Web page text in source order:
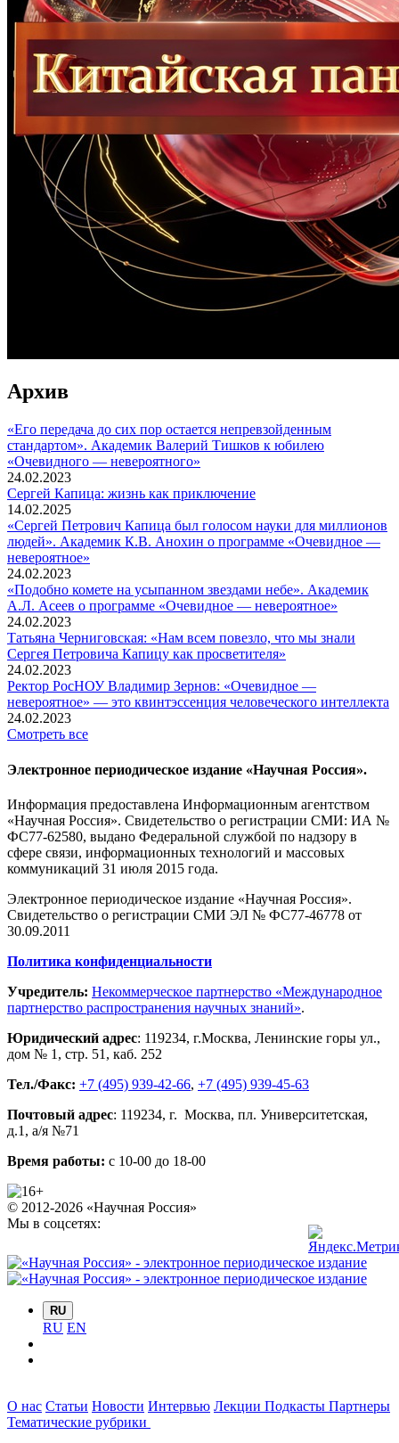
Архив
«Его передача до сих пор остается непревзойденным
стандартом». Академик Валерий Тишков к юбилею
«Очевидного — невероятного»
24.02.2023
Сергей Капица: жизнь как приключение
14.02.2025
«Сергей Петрович Капица был голосом науки для миллионов
людей». Академик К.В. Анохин о программе «Очевидное —
невероятное»
24.02.2023
«Подобно комете на усыпанном звездами небе». Академик
А.Л. Асеев о программе «Очевидное — невероятное»
24.02.2023
Татьяна Черниговская: «Нам всем повезло, что мы знали
Сергея Петровича Капицу как просветителя»
24.02.2023
Ректор РосНОУ Владимир Зернов: «Очевидное —
невероятное» — это квинтэссенция человеческого интеллекта
24.02.2023
Смотреть все
Электронное периодическое издание «Научная Россия».
Информация предоставлена Информационным агентством
«Научная Россия». Свидетельство о регистрации СМИ: ИА №
ФС77-62580, выдано Федеральной службой по надзору в
сфере связи, информационных технологий и массовых
коммуникаций 31 июля 2015 года.
Электронное периодическое издание «Научная Россия».
Свидетельство о регистрации СМИ ЭЛ № ФС77-46778 от
30.09.2011
Политика конфиденциальности
Учредитель: Некоммерческое партнерство «Международное
партнерство распространения научных знаний».
Юридический адрес: 119234, г.Москва, Ленинские горы ул.,
дом № 1, стр. 51 , каб. 252
Тел./Факс: +7 (495) 939-42-66, +7 (495) 939-45-63
Почтовый адрес: 119234, г. Москва, пл. Университетская,
д.1 , а/я №71
Время работы: с 10-00 до 18-00
© 2012-2026 «Научная Россия»
Мы в соцсетях:
RU
RU EN
О нас Статьи Новости Интервью Лекции Подкасты Партнеры
Тематические рубрики